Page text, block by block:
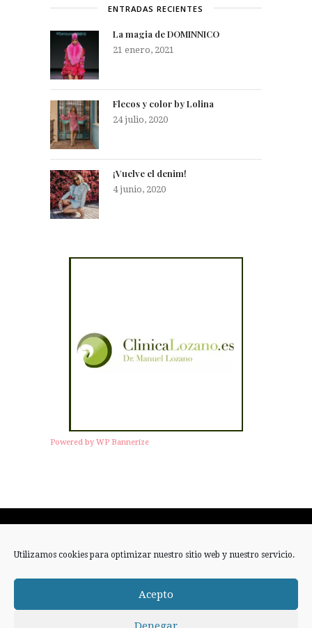
Utilizamos cookies para optimizar nuestro sitio web y nuestro servicio.
Acepto
ENTRADAS RECIENTES
La magia de DOMINNICO
21 enero, 2021
Flecos y color by Lolina
24 julio, 2020
¡Vuelve el denim!
4 junio, 2020
Powered by WP Bannerize
Twitter Facebook
Instagram